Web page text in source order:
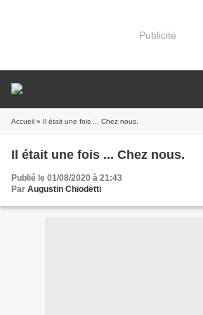
Publicité
Accueil » Il était une fois ... Chez nous.
Il était une fois ... Chez nous.
Publié le 01/08/2020 à 21:43
Par Augustin Chiodetti